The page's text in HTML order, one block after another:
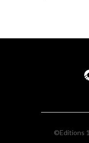
©Editions